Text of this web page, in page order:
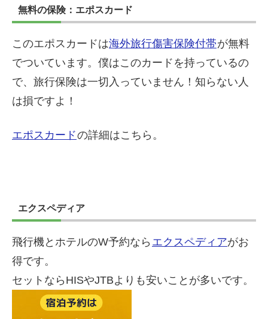
無料の保険：エポスカード
このエポスカードは海外旅行傷害保険付帯が無料
でついています。僕はこのカードを持っているの
で、旅行保険は一切入っていません！知らない人
は損ですよ！
エポスカードの詳細はこちら。
エクスペディア
飛行機とホテルのW予約なら エクスペディアがお
得です。
セットならHISやJTBよりも安いことが多いです。